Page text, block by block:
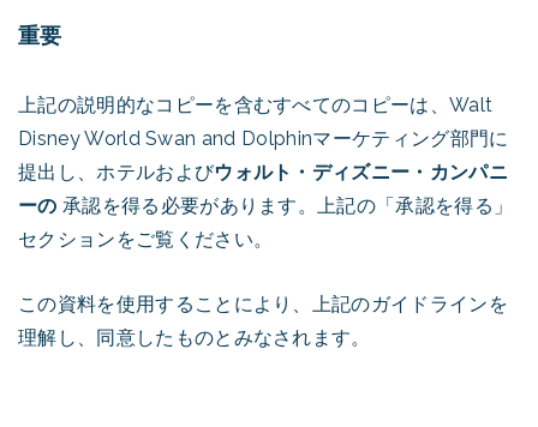
重要
上記の説明的なコピーを含むすべてのコピーは、Walt
Disney World Swan and Dolphinマーケティング部門に
提出し、ホテルおよびウォルト・ディズニー・カンパニ
ーの 承認を得る必要があります。上記の「承認を得る」
セクションをご覧ください。
この資料を使用することにより、上記のガイドラインを
理解し、同意したものとみなされます。